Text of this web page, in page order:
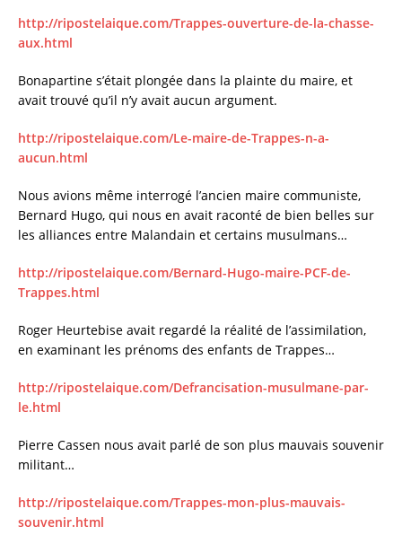
http://ripostelaique.com/Trappes-ouverture-de-la-chasse-
aux.html
Bonapartine s’était plongée dans la plainte du maire, et
avait trouvé qu’il n’y avait aucun argument.
http://ripostelaique.com/Le-maire-de-Trappes-n-a-
aucun.html
Nous avions même interrogé l’ancien maire communiste,
Bernard Hugo, qui nous en avait raconté de bien belles sur
les alliances entre Malandain et certains musulmans…
http://ripostelaique.com/Bernard-Hugo-maire-PCF-de-
Trappes.html
Roger Heurtebise avait regardé la réalité de l’assimilation,
en examinant les prénoms des enfants de Trappes…
http://ripostelaique.com/Defrancisation-musulmane-par-
le.html
Pierre Cassen nous avait parlé de son plus mauvais souvenir
militant…
http://ripostelaique.com/Trappes-mon-plus-mauvais-
souvenir.html